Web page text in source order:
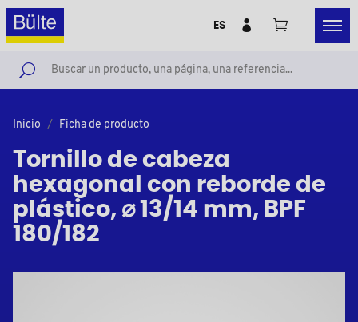
ES
Inicio Ficha de producto
Tornillo de cabeza
hexagonal con reborde de
plástico, ⌀ 13/14 mm, BPF
180/182